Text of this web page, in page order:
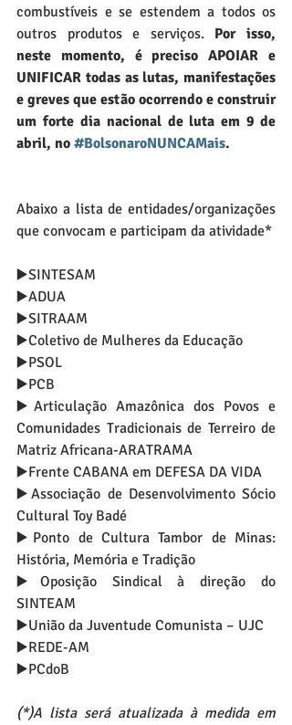
combustíveis e se estendem a todos os
outros produtos e serviços. Por isso,
neste momento, é preciso APOIAR e
UNIFICAR todas as lutas, manifestações
e greves que estão ocorrendo e construir
um forte dia nacional de luta em 9 de
abril, no #BolsonaroNUNCAMais.
Abaixo a lista de entidades/organizações
que convocam e participam da atividade*
▶️SINTESAM
▶️ADUA
▶️SITRAAM
▶️Coletivo de Mulheres da Educação
▶️PSOL
▶️PCB
▶️Articulação Amazônica dos Povos e
Comunidades Tradicionais de Terreiro de
Matriz Africana-ARATRAMA
▶️Frente CABANA em DEFESA DA VIDA
▶️Associação de Desenvolvimento Sócio
Cultural Toy Badé
▶️Ponto de Cultura Tambor de Minas:
História, Memória e Tradição
▶️Oposição Sindical à direção do
SINTEAM
▶️União da Juventude Comunista – UJC
▶️REDE-AM
▶️PCdoB
(*)A lista será atualizada à medida em